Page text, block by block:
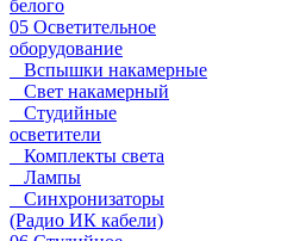
белого
05 Осветительное
оборудование
Вспышки накамерные
Свет накамерный
Студийные
осветители
Комплекты света
Лампы
Синхронизаторы
(Радио ИК кабели)